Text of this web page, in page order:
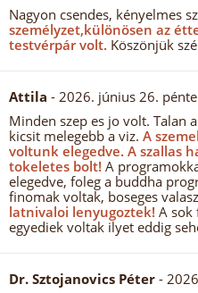
Nagyon csendes, kényelmes
személyzet,különösen az
testvérpár volt. Köszönjük
Attila - 2026. június 26.
Minden szep es jo volt. Talan
kicsit melegebb a viz. A
voltunk elegedve. A szallas
tokeletes bolt! A
elegedve, foleg a buddha
finomak voltak, boseges
latnivaloi lenyugoztek! A sok
egyediek voltak ilyet eddig
Dr. Sztojanovics Péter -